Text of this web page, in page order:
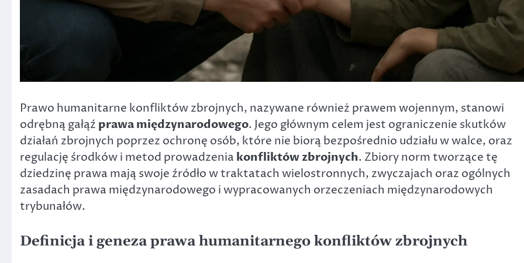
Prawo humanitarne konfliktów zbrojnych, nazywane również prawem wojennym, stanowi
odrębną gałąź prawa międzynarodowego. Jego głównym celem jest ograniczenie skutków
działań zbrojnych poprzez ochronę osób, które nie biorą bezpośrednio udziału w walce, oraz
regulację środków i metod prowadzenia konfliktów zbrojnych. Zbiory norm tworzące tę
dziedzinę prawa mają swoje źródło w traktatach wielostronnych, zwyczajach oraz ogólnych
zasadach prawa międzynarodowego i wypracowanych orzeczeniach międzynarodowych
trybunałów.
Definicja i geneza prawa humanitarnego konfliktów zbrojnych